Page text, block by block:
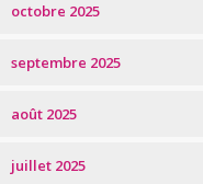
octobre 2025
septembre 2025
août 2025
juillet 2025